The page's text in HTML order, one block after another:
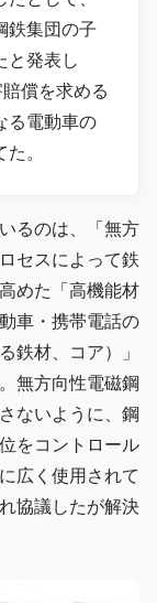
鉄集団の子
と発表し
償を求める
る電動車の
。
るのは、「無方
セスによって鉄
めた「高機能材
車・携帯電話の
鉄材、コア）」
無方向性電磁鋼
ないように、鋼
をコントロール
広く使用されて
協議したが解決